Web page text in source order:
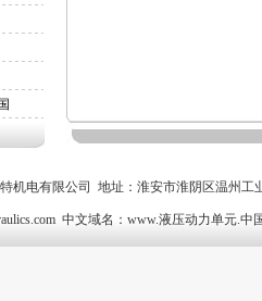
机电有限公司 地址：淮安市淮阴区温州工
中文域名：www.液压动力单元.中